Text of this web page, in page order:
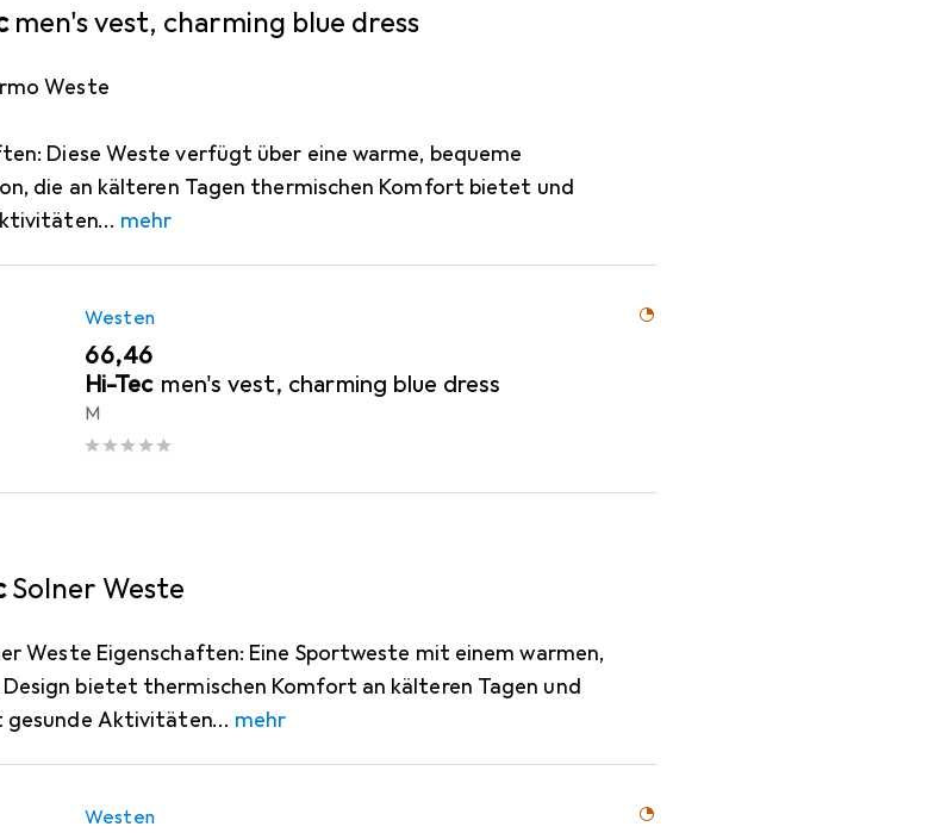
men's vest, charming blue dress
Weste
Diese Weste verfügt über eine warme, bequeme
die an kälteren Tagen thermischen Komfort bietet und
mehr
Westen
EUR
66,46
Hi-Tec men's vest, charming blue dress
M
Solner Weste
Weste Eigenschaften: Eine Sportweste mit einem warmen,
Design bietet thermischen Komfort an kälteren Tagen und
gesunde Aktivitäten
mehr
Westen